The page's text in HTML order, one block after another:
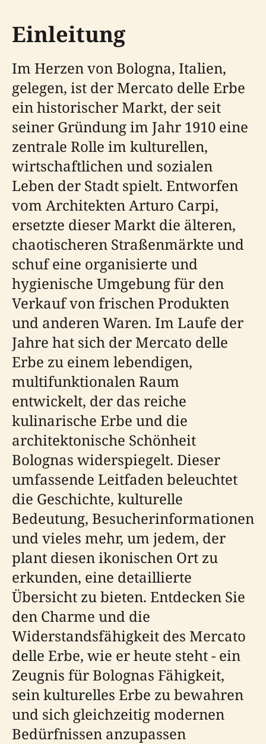
Einleitung
Im Herzen von Bologna, Italien,
gelegen, ist der Mercato delle Erbe
ein historischer Markt, der seit
seiner Gründung im Jahr 1910 eine
zentrale Rolle im kulturellen,
wirtschaftlichen und sozialen
Leben der Stadt spielt. Entworfen
vom Architekten Arturo Carpi,
ersetzte dieser Markt die älteren,
chaotischeren Straßenmärkte und
schuf eine organisierte und
hygienische Umgebung für den
Verkauf von frischen Produkten
und anderen Waren. Im Laufe der
Jahre hat sich der Mercato delle
Erbe zu einem lebendigen,
multifunktionalen Raum
entwickelt, der das reiche
kulinarische Erbe und die
architektonische Schönheit
Bolognas widerspiegelt. Dieser
umfassende Leitfaden beleuchtet
die Geschichte, kulturelle
Bedeutung, Besucherinformationen
und vieles mehr, um jedem, der
plant diesen ikonischen Ort zu
erkunden, eine detaillierte
Übersicht zu bieten. Entdecken Sie
den Charme und die
Widerstandsfähigkeit des Mercato
delle Erbe, wie er heute steht - ein
Zeugnis für Bolognas Fähigkeit,
sein kulturelles Erbe zu bewahren
und sich gleichzeitig modernen
Bedürfnissen anzupassen